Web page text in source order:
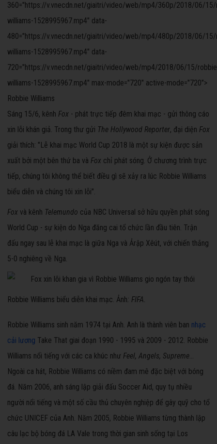
360="https://v.vnecdn.net/giaitri/video/web/mp4/360p/2018/06/
williams-1528995967.mp4" data-
480="https://v.vnecdn.net/giaitri/video/web/mp4/480p/2018/06/
williams-1528995967.mp4" data-
720="https://v.vnecdn.net/giaitri/video/web/mp4/2018/06/15/
williams-1528995967.mp4" max-mode="720" active-mode="720">
Robbie Williams
Sáng 15/6, kênh Fox - phát trực tiếp đêm khai mạc - gửi thông cáo
xin lỗi khán giả. Trong thư gửi The Hollywood Reporter, đại diện Fox
giải thích: "Lễ khai mạc World Cup 2018 là một sự kiện được sản
xuất bởi một bên thứ ba và Fox chỉ phát sóng. Ở chương trình trực
tiếp, chúng tôi không thể biết điều gì sẽ xảy ra lúc Robbie Williams
biểu diễn và chúng tôi xin lỗi".
Fox và kênh Telemundo của NBC Universal sở hữu quyền phát sóng
World Cup - sự kiện do Nga đăng cai tổ chức lần đầu tiên. Trận
đấu ngay sau lễ khai mạc là giữa Nga và Ảrập Xêút, với chiến thắng
5-0 nghiêng về Nga.
Robbie Williams biểu diễn khai mạc. Ảnh: FIFA.
Robbie Williams sinh năm 1974 tại Anh. Anh là thành viên ban nhạc
cải lương Take That giai đoạn 1990 - 1995 và 2009 - 2012. Robbie
Williams nổi tiếng với các ca khúc như Feel, Angels, Supreme...
Ngoài ca hát, Robbie Williams có niềm đam mê đặc biệt với bóng
đá. Năm 2006, anh sáng lập giải đấu Soccer Aid, quy tụ nhiều
người nổi tiếng và một số cầu thủ chuyên nghiệp để gây quỹ cho tổ
chức UNICEF của Anh. Năm 2005, Robbie Williams từng thành lập
câu lạc bộ bóng đá LA Vale trong thời gian sinh sống tại Los